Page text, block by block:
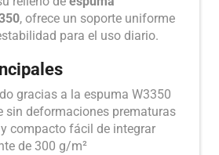
, ofrece un soporte uniforme
para el uso diario.
gracias a la espuma W3350
sin deformaciones prematuras
compacto fácil de integrar
de 300 g/m²